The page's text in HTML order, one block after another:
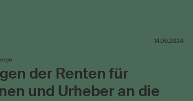
14.06.2024
der Renten für
und Urheber an die